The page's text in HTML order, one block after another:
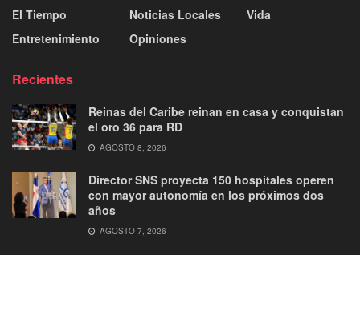
El Tiempo
Entretenimiento
Noticias Locales
Opiniones
Vida
Recientes
Reinas del Caribe reinan en casa y conquistan
el oro 36 para RD
AGOSTO 8, 2026
Director SNS proyecta 150 hospitales operen
con mayor autonomía en los próximos dos
años
AGOSTO 7, 2026